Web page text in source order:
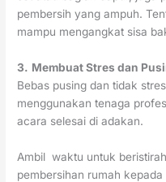
pembersih yang ampuh.
mampu mengangkat sisa
3. Membuat Stres dan
Bebas pusing dan tidak
menggunakan tenaga
acara selesai di adakan.
Ambil waktu untuk
pembersihan rumah